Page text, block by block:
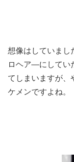
想像はしていまし
ロヘア―にしてい
てしまいますが、
ケメ